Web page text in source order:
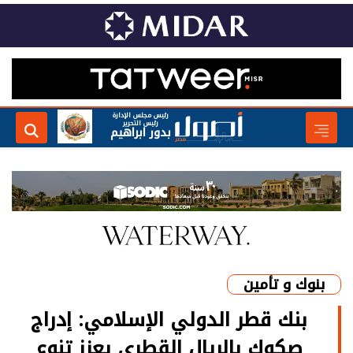
رئيس مجلس الإدارة
رئيس التحرير
بدور ابراهيم
بنوك و تأمين
بنك قطر الدولي الإسلامي: إدراج